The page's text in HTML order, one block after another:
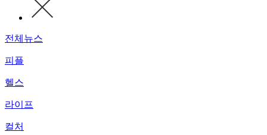
전체뉴스
피플
헬스
라이프
컬처